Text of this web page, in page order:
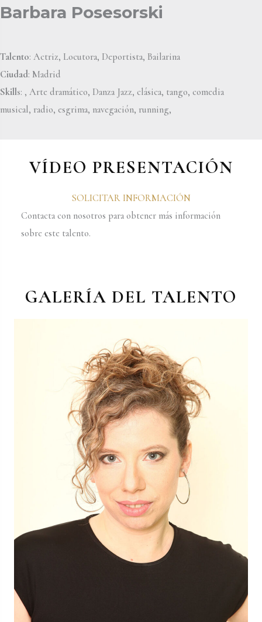
Barbara Posesorski
Talento: Actriz, Locutora, Deportista, Bailarina
Ciudad: Madrid
Skills: , Arte dramático, Danza Jazz, clásica, tango, comedia
musical, radio, esgrima, navegación, running,
VÍDEO PRESENTACIÓN
SOLICITAR INFORMACIÓN
Contacta con nosotros para obtener más información
sobre este talento.
GALERÍA DEL TALENTO